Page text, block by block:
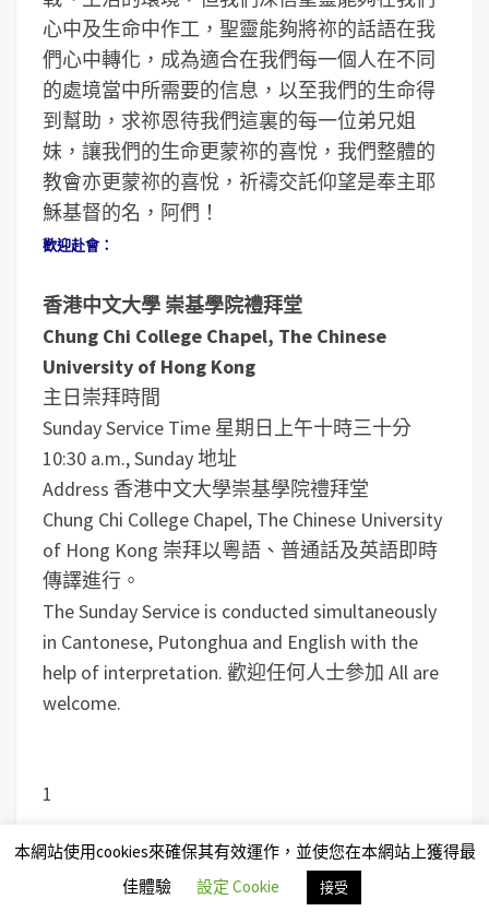
心中及生命中作工，聖靈能夠將祢的話語在我
們心中轉化，成為適合在我們每一個人在不同
的處境當中所需要的信息，以至我們的生命得
到幫助，求祢恩待我們這裏的每一位弟兄姐
妹，讓我們的生命更蒙祢的喜悅，我們整體的
教會亦更蒙祢的喜悅，祈禱交託仰望是奉主耶
穌基督的名，阿們！
歡迎赴會：
香港中文大學 崇基學院禮拜堂
Chung Chi College Chapel, The Chinese
University of Hong Kong
主日崇拜時間
Sunday Service Time 星期日上午十時三十分
10:30 a.m., Sunday地址
Address 香港中文大學崇基學院禮拜堂
Chung Chi College Chapel, The Chinese University
of Hong Kong 崇拜以粵語、普通話及英語即時
傳譯進行。
The Sunday Service is conducted simultaneously
in Cantonese, Putonghua and English with the
help of interpretation. 歡迎任何人士參加 All are
welcome.
1
本網站使用cookies來確保其有效運作，並使您在本網站上獲得最
佳體驗
設定 Cookie 接受